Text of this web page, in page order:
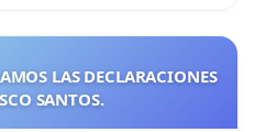
LAS DECLARACIONES
SANTOS.